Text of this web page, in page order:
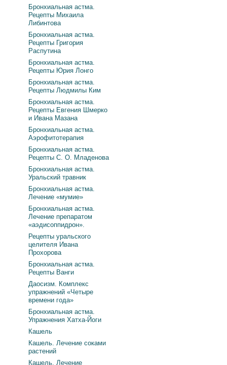
Бронхиальная астма.
Рецепты Михаила
Либинтова
Бронхиальная астма.
Рецепты Григория
Распутина
Бронхиальная астма.
Рецепты Юрия Лонго
Бронхиальная астма.
Рецепты Людмилы Ким
Бронхиальная астма.
Рецепты Евгения Шмерко
и Ивана Мазана
Бронхиальная астма.
Аэрофитотерапия
Бронхиальная астма.
Рецепты С. О. Младенова
Бронхиальная астма.
Уральский травник
Бронхиальная астма.
Лечение «мумие»
Бронхиальная астма.
Лечение препаратом
«аэдисоппидрон».
Рецепты уральского
целителя Ивана
Прохорова
Бронхиальная астма.
Рецепты Ванги
Даосизм. Комплекс
упражнений «Четыре
времени года»
Бронхиальная астма.
Упражнения Хатха-Йоги
Кашель
Кашель. Лечение соками
растений
Кашель. Лечение